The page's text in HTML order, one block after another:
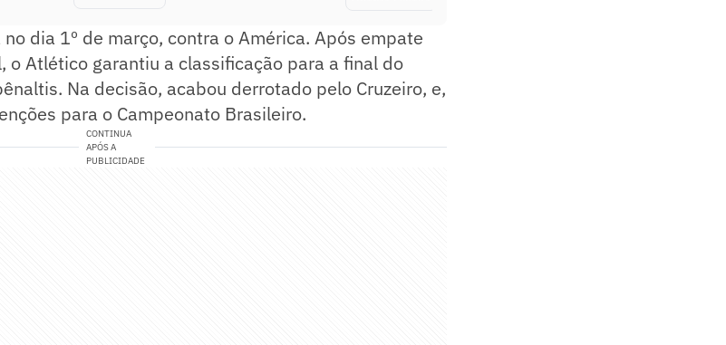
dia 1º de março, contra o América. Após empate
o Atlético garantiu a classificação para a final do
Na decisão, acabou derrotado pelo Cruzeiro, e,
para o Campeonato Brasileiro.
CONTINUA
APÓS A
PUBLICIDADE